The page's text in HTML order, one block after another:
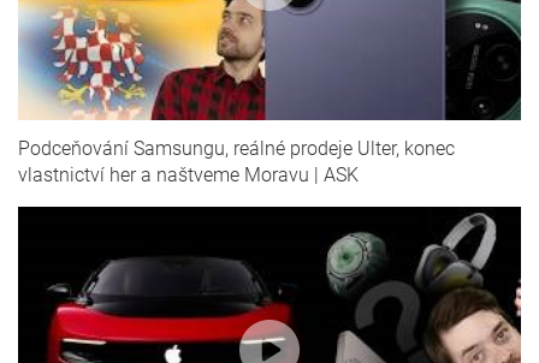
Podceňování Samsungu, reálné prodeje Ulter, konec
vlastnictví her a naštveme Moravu | ASK